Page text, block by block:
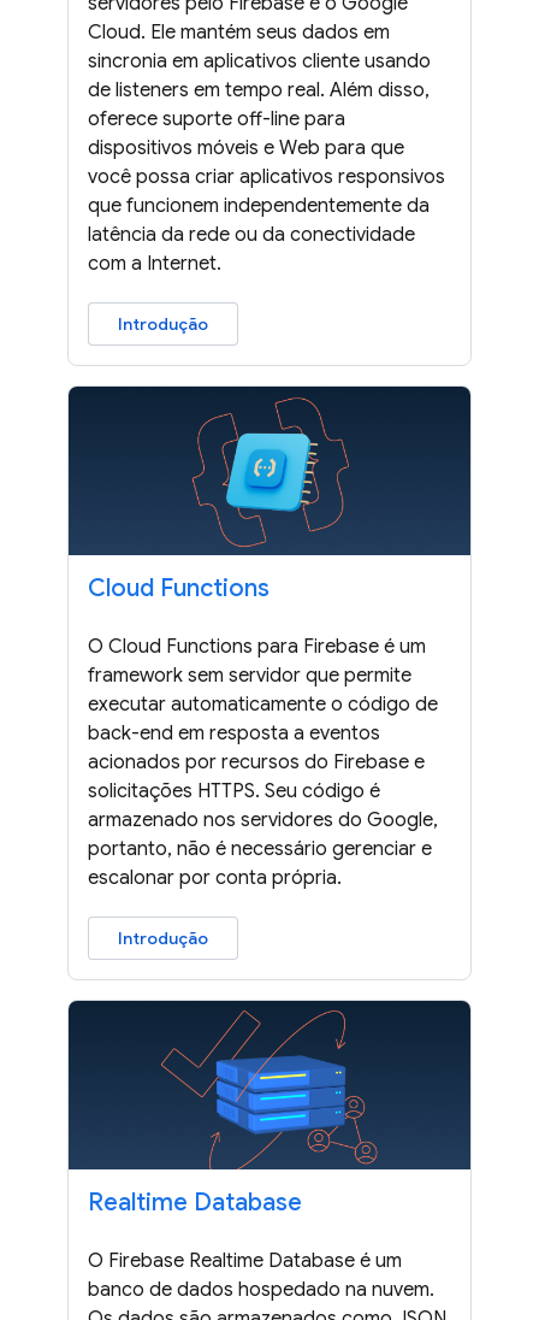
Cloud. Ele mantém seus dados em
sincronia em aplicativos cliente usando
de listeners em tempo real. Além disso,
oferece suporte off-line para
dispositivos móveis e Web para que
você possa criar aplicativos responsivos
que funcionem independentemente da
latência da rede ou da conectividade
com a Internet.
Introdução
Cloud Functions
O Cloud Functions para Firebase é um
framework sem servidor que permite
executar automaticamente o código de
back-end em resposta a eventos
acionados por recursos do Firebase e
solicitações HTTPS. Seu código é
armazenado nos servidores do Google,
portanto, não é necessário gerenciar e
escalonar por conta própria.
Introdução
Realtime Database
O Firebase Realtime Database é um
banco de dados hospedado na nuvem.